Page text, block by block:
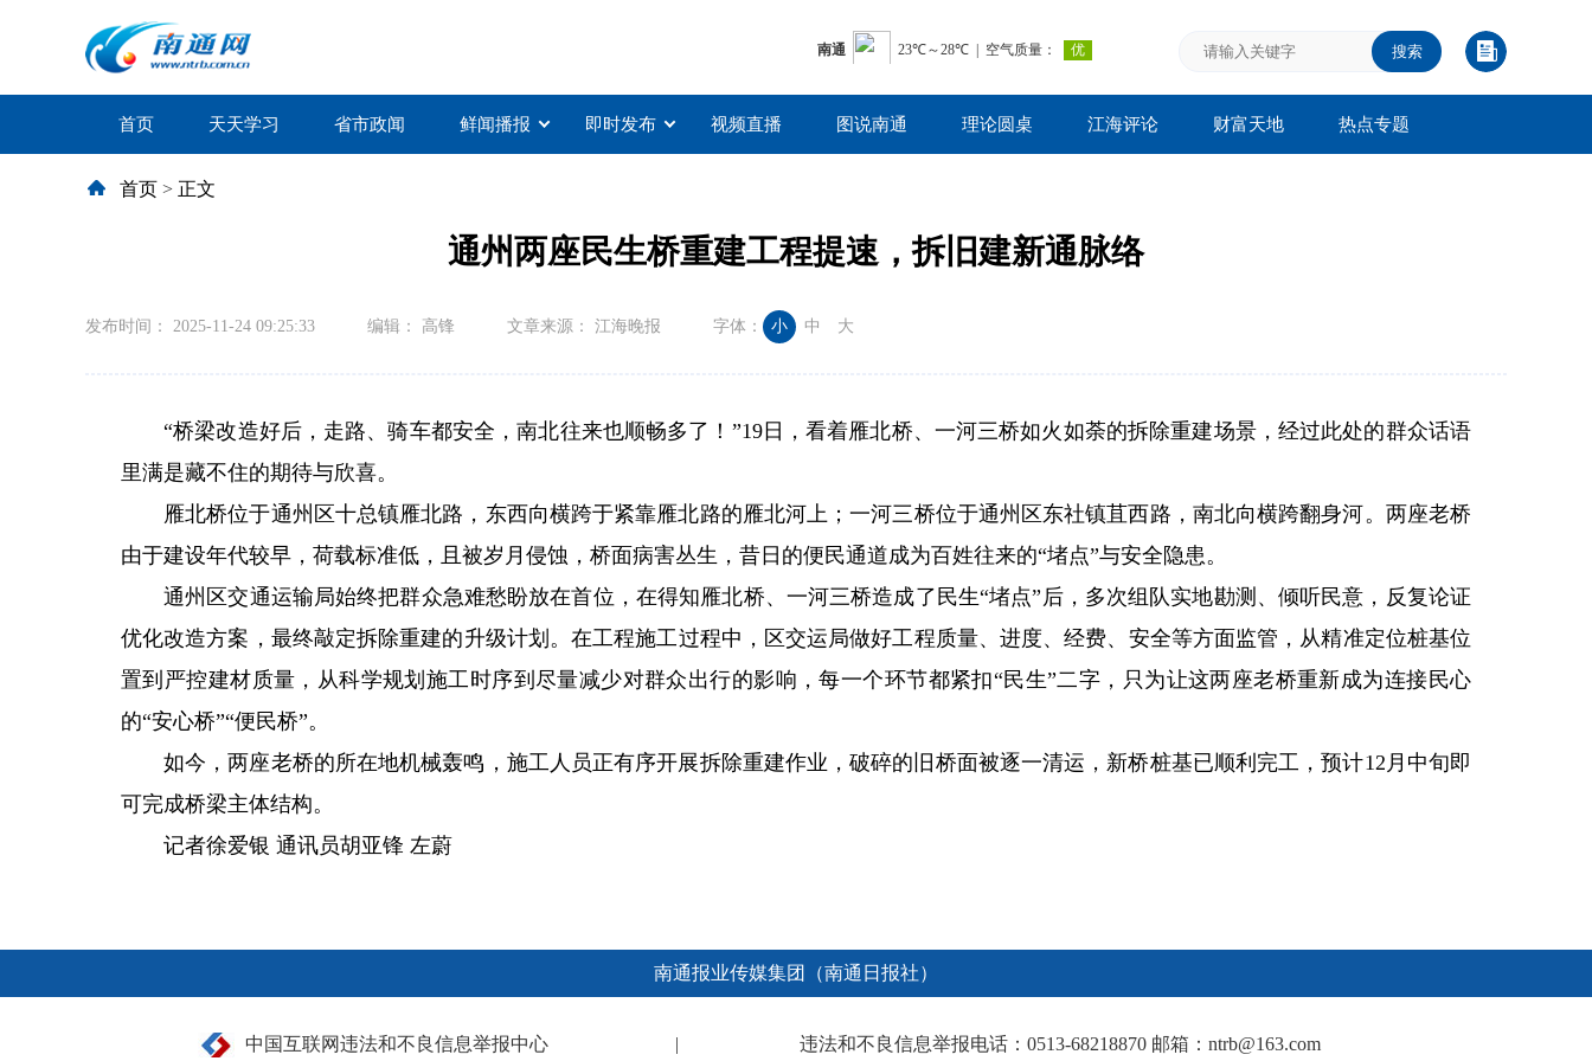
搜索
首页 天天学习 省市政闻 鲜闻播报 即时发布 视频直播 图说南通 理论圆桌 江海评论 财富天地 热点专题
首页 > 正文
通州两座民生桥重建工程提速，拆旧建新通脉络
发布时间： 2025-11-24 09:25:33 编辑： 高锋 文章来源： 江海晚报 字体： 小 中 大
“桥梁改造好后，走路、骑车都安全，南北往来也顺畅多了！”19日，看着雁北桥、一河三桥如火如荼的拆除重建场景，经过此处的群众话语
里满是藏不住的期待与欣喜。
雁北桥位于通州区十总镇雁北路，东西向横跨于紧靠雁北路的雁北河上；一河三桥位于通州区东社镇苴西路，南北向横跨翻身河。两座老桥
由于建设年代较早，荷载标准低，且被岁月侵蚀，桥面病害丛生，昔日的便民通道成为百姓往来的“堵点”与安全隐患。
通州区交通运输局始终把群众急难愁盼放在首位，在得知雁北桥、一河三桥造成了民生“堵点”后，多次组队实地勘测、倾听民意，反复论证
优化改造方案，最终敲定拆除重建的升级计划。在工程施工过程中，区交运局做好工程质量、进度、经费、安全等方面监管，从精准定位桩基位
置到严控建材质量，从科学规划施工时序到尽量减少对群众出行的影响，每一个环节都紧扣“民生”二字，只为让这两座老桥重新成为连接民心
的“安心桥”“便民桥”。
如今，两座老桥的所在地机械轰鸣，施工人员正有序开展拆除重建作业，破碎的旧桥面被逐一清运，新桥桩基已顺利完工，预计12月中旬即
可完成桥梁主体结构。
记者徐爱银 通讯员胡亚锋 左蔚
南通报业传媒集团（南通日报社）
中国互联网违法和不良信息举报中心 | 违法和不良信息举报电话：0513-68218870 邮箱：ntrb@163.com